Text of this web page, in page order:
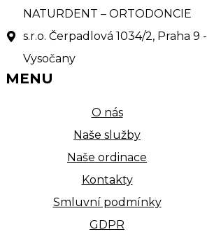
NATURDENT – ORTODONCIE
s.r.o. Čerpadlová 1034/2, Praha 9 -
Vysočany
MENU
O nás
Naše služby
Naše ordinace
Kontakty
Smluvní podmínky
GDPR